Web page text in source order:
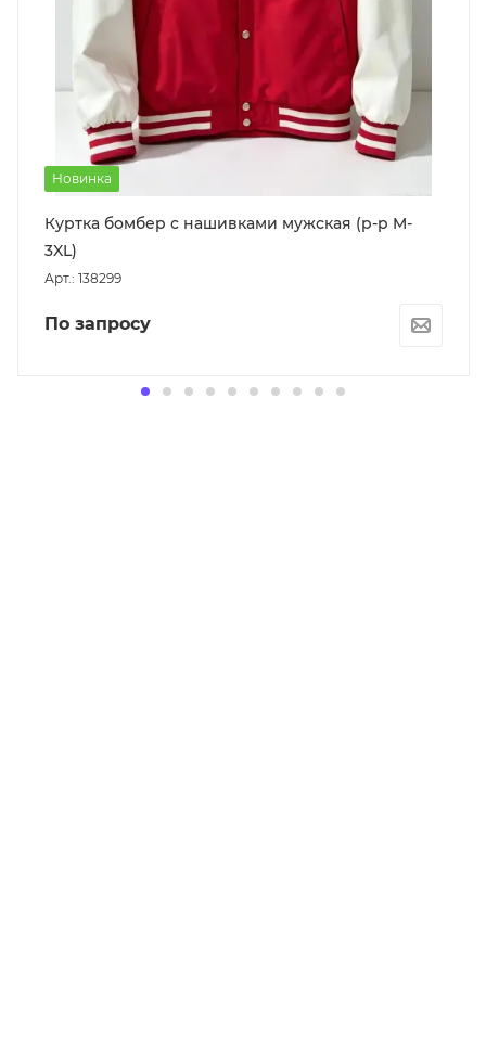
Новинка
Куртка бомбер с нашивками мужская (р-р M-
3XL)
Арт.: 138299
По запросу